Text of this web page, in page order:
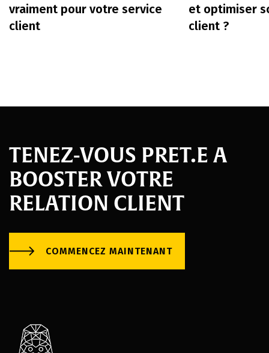
vraiment pour votre service
client
et optimiser
client ?
TENEZ-VOUS PRET.E A
BOOSTER VOTRE
RELATION CLIENT
COMMENCEZ MAINTENANT